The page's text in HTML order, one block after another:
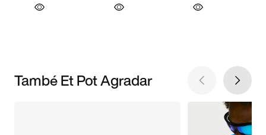
També Et Pot Agradar